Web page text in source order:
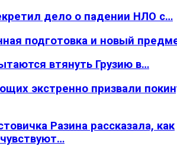
дело о падении НЛО с…
подготовка и новый
втянуть Грузию в…
экстренно призвали
Разина рассказала, как